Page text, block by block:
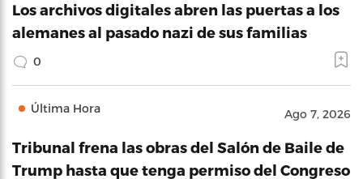
Los archivos digitales abren las puertas a los
alemanes al pasado nazi de sus familias
0
Última Hora Ago 7, 2026
Tribunal frena las obras del Salón de Baile de
Trump hasta que tenga permiso del Congreso